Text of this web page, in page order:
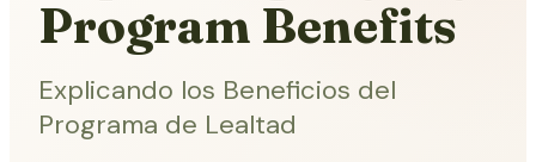
Program Benefits
Explicando los Beneficios del
Programa de Lealtad